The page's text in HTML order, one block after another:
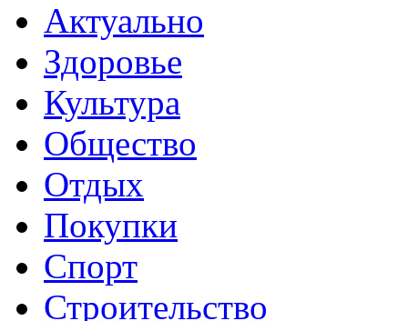
Актуально
Здоровье
Культура
Общество
Отдых
Покупки
Спорт
Строительство